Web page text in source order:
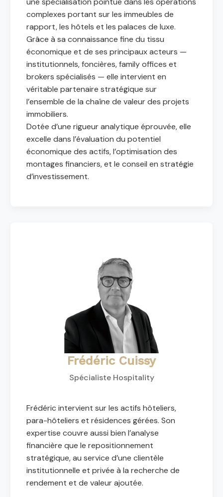
complexes portant sur les immeubles de
rapport, les hôtels et les palaces de luxe.
Grâce à sa connaissance fine du tissu
économique et de ses principaux acteurs —
institutionnels, foncières, family offices et
brokers spécialisés — elle intervient en
véritable partenaire stratégique sur
l’ensemble de la chaîne de valeur des projets
immobiliers.
Dotée d’une rigueur analytique éprouvée, elle
excelle dans l’évaluation du potentiel
économique des actifs, l’optimisation des
montages financiers, et le conseil en stratégie
d’investissement.
Frédéric Cuissy
Spécialiste Hospitality
Frédéric intervient sur les actifs hôteliers,
para-hôteliers et résidences gérées. Son
expertise couvre aussi bien l’analyse
financière que le repositionnement
stratégique, au service d’une clientèle
institutionnelle et privée à la recherche de
rendement et de valeur ajoutée.